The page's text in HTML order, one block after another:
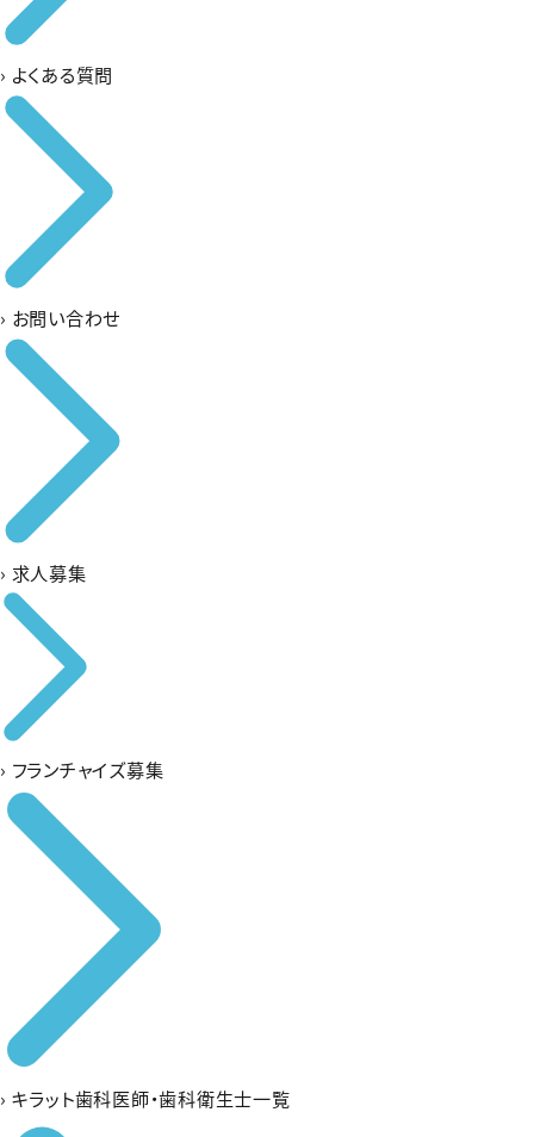
› よくある質問
› お問い合わせ
› 求人募集
› フランチャイズ募集
› キラット歯科医師・歯科衛生士一覧